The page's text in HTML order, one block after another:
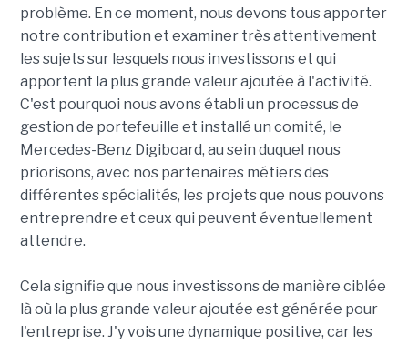
problème. En ce moment, nous devons tous apporter
notre contribution et examiner très attentivement
les sujets sur lesquels nous investissons et qui
apportent la plus grande valeur ajoutée à l'activité.
C'est pourquoi nous avons établi un processus de
gestion de portefeuille et installé un comité, le
Mercedes-Benz Digiboard, au sein duquel nous
priorisons, avec nos partenaires métiers des
différentes spécialités, les projets que nous pouvons
entreprendre et ceux qui peuvent éventuellement
attendre.
Cela signifie que nous investissons de manière ciblée
là où la plus grande valeur ajoutée est générée pour
l'entreprise. J'y vois une dynamique positive, car les